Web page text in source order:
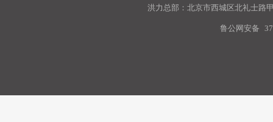
洪力总部：北京市西城区北礼士路
鲁公网安备